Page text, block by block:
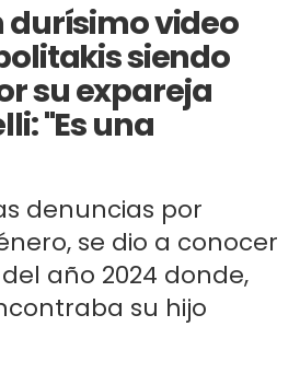
durísimo video
siendo
su expareja
"Es una
denuncias por
se dio a conocer
año 2024 donde,
su hijo